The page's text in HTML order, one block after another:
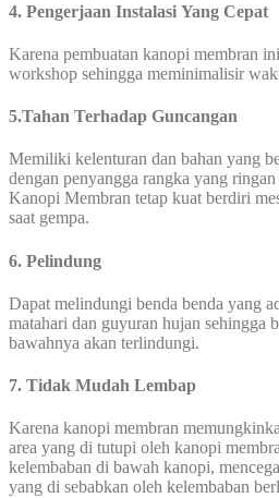
4. Pengerjaan Instalasi Yang Cepat
Karena pembuatan kanopi membran
workshop sehingga meminimalisir
5.Tahan Terhadap Guncangan
Memiliki kelenturan dan bahan yang
dengan penyangga rangka yang
Kanopi Membran tetap kuat berdiri
saat gempa.
6. Pelindung
Dapat melindungi benda benda yang
matahari dan guyuran hujan sehingga
bawahnya akan terlindungi.
7. Tidak Mudah Lembap
Karena kanopi membran
area yang di tutupi oleh kanopi
kelembaban di bawah kanopi,
yang di sebabkan oleh kelembaban